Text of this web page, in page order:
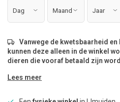
Vanwege de kwetsbaarheid
kunnen deze alleen in de winkel
dieren die vooraf betaald zijn
Lees meer